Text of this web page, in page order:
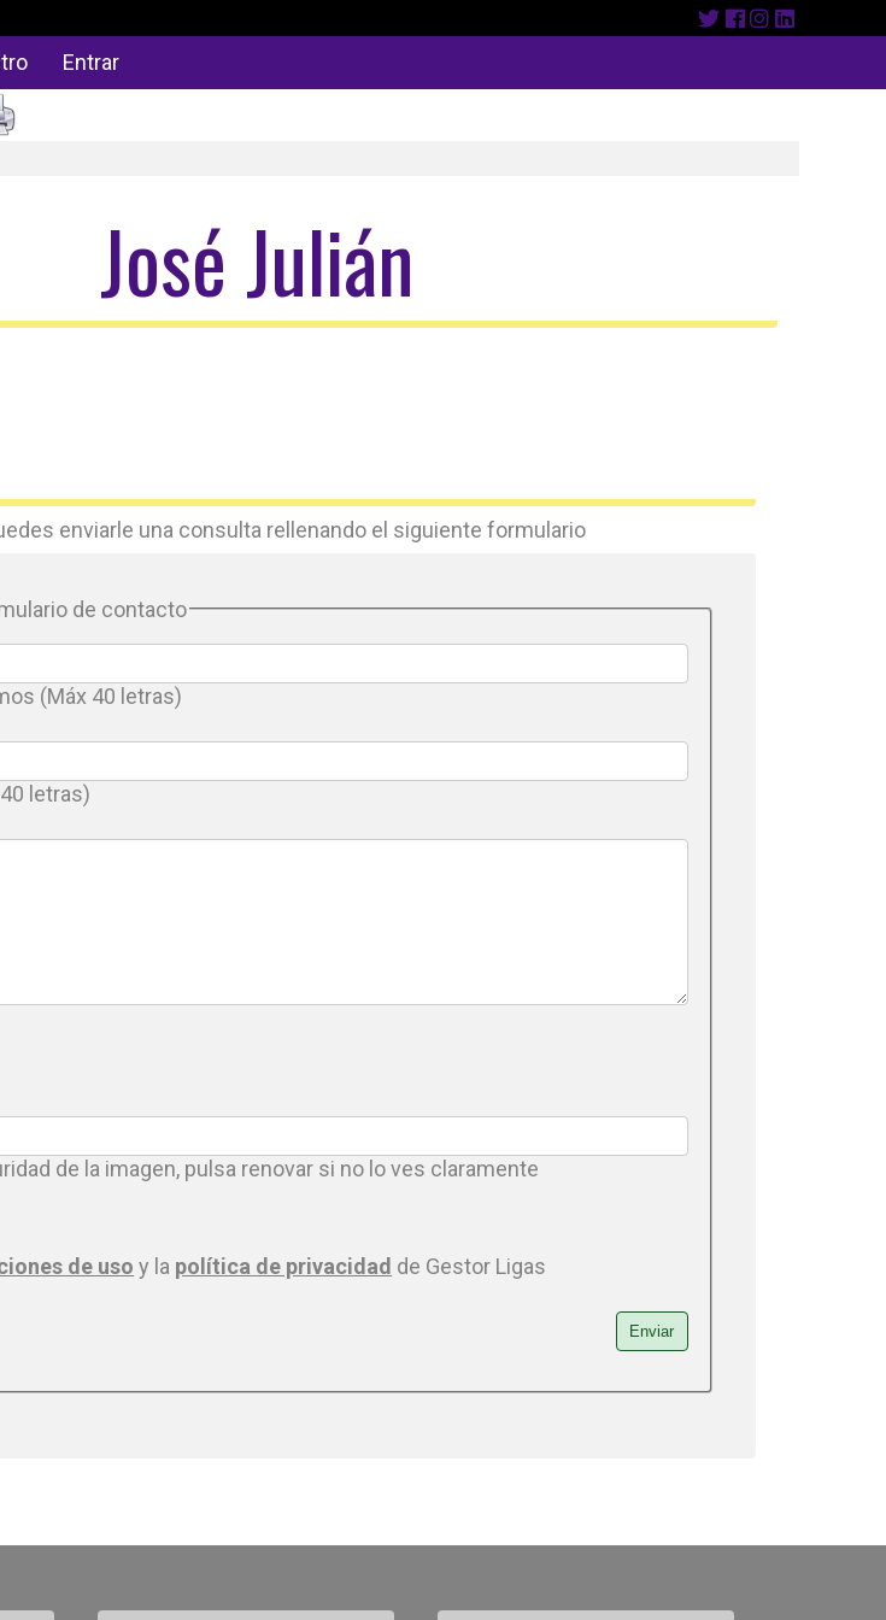
Entrar
José Julián
enviarle una consulta rellenando el siguiente formulario
de contacto
(Máx 40 letras)
letras)
de la imagen, pulsa renovar si no lo ves claramente
de uso y la política de privacidad de Gestor Ligas